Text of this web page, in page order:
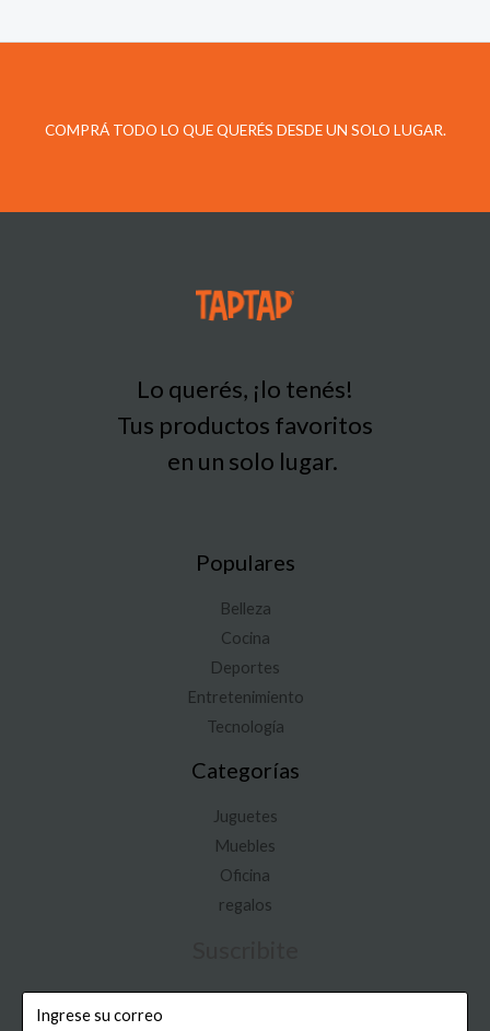
COMPRÁ TODO LO QUE QUERÉS DESDE UN SOLO LUGAR.
Lo querés, ¡lo tenés!
Tus productos favoritos
en un solo lugar.
Populares
Belleza
Cocina
Deportes
Entretenimiento
Tecnología
Categorías
Juguetes
Muebles
Oficina
regalos